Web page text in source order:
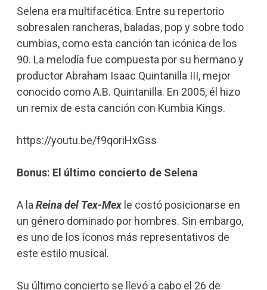
Selena era multifacética. Entre su repertorio
sobresalen rancheras, baladas, pop y sobre todo
cumbias, como esta canción tan icónica de los
90. La melodía fue compuesta por su hermano y
productor Abraham Isaac Quintanilla III, mejor
conocido como A.B. Quintanilla. En 2005, él hizo
un remix de esta canción con Kumbia Kings.
https://youtu.be/f9qoriHxGss
Bonus: El último concierto de Selena
A la Reina del Tex-Mexle costó posicionarse en
un género dominado por hombres. Sin embargo,
es uno de los íconos más representativos de
este estilo musical.
Su último concierto se llevó a cabo el 26 de